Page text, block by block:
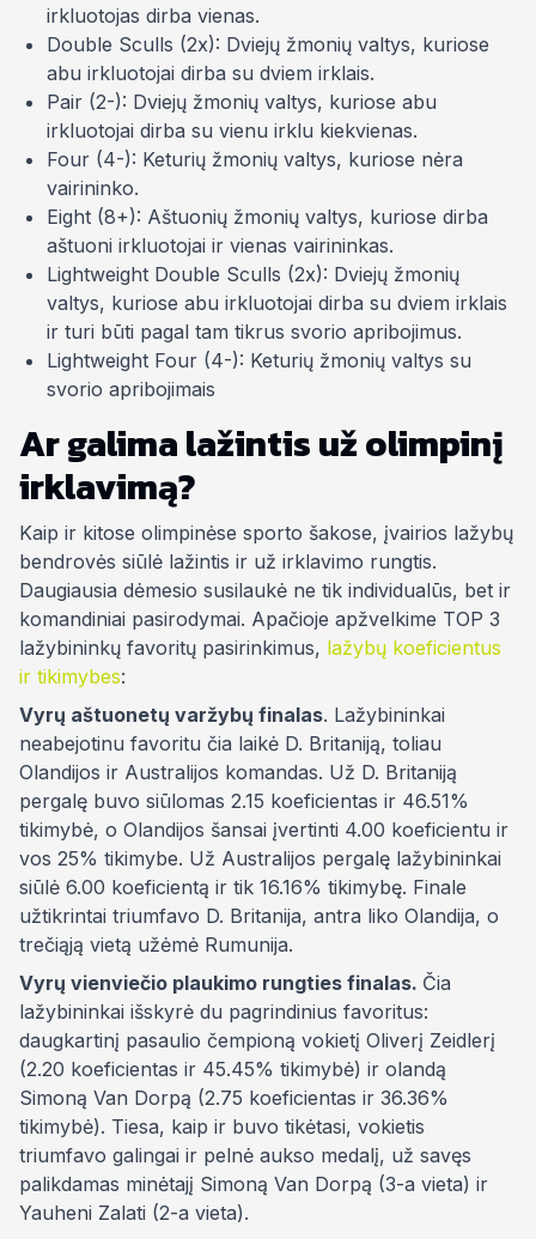
irkluotojas dirba vienas.
Double Sculls (2x): Dviejų žmonių valtys, kuriose
abu irkluotojai dirba su dviem irklais.
Pair (2-): Dviejų žmonių valtys, kuriose abu
irkluotojai dirba su vienu irklu kiekvienas.
Four (4-): Keturių žmonių valtys, kuriose nėra
vairininko.
Eight (8+): Aštuonių žmonių valtys, kuriose dirba
aštuoni irkluotojai ir vienas vairininkas.
Lightweight Double Sculls (2x): Dviejų žmonių
valtys, kuriose abu irkluotojai dirba su dviem irklais
ir turi būti pagal tam tikrus svorio apribojimus.
Lightweight Four (4-): Keturių žmonių valtys su
svorio apribojimais
Ar galima lažintis už olimpinį
irklavimą?
Kaip ir kitose olimpinėse sporto šakose, įvairios lažybų
bendrovės siūlė lažintis ir už irklavimo rungtis.
Daugiausia dėmesio susilaukė ne tik individualūs, bet ir
komandiniai pasirodymai. Apačioje apžvelkime TOP 3
lažybininkų favoritų pasirinkimus, lažybų koeficientus
ir tikimybes:
Vyrų aštuonetų varžybų finalas. Lažybininkai
neabejotinu favoritu čia laikė D. Britaniją, toliau
Olandijos ir Australijos komandas. Už D. Britaniją
pergalę buvo siūlomas 2.15 koeficientas ir 46.51%
tikimybė, o Olandijos šansai įvertinti 4.00 koeficientu ir
vos 25% tikimybe. Už Australijos pergalę lažybininkai
siūlė 6.00 koeficientą ir tik 16.16% tikimybę. Finale
užtikrintai triumfavo D. Britanija, antra liko Olandija, o
trečiąją vietą užėmė Rumunija.
Vyrų vienviečio plaukimo rungties finalas. Čia
lažybininkai išskyrė du pagrindinius favoritus:
daugkartinį pasaulio čempioną vokietį Oliverį Zeidlerį
(2.20 koeficientas ir 45.45% tikimybė) ir olandą
Simoną Van Dorpą (2.75 koeficientas ir 36.36%
tikimybė). Tiesa, kaip ir buvo tikėtasi, vokietis
triumfavo galingai ir pelnė aukso medalį, už savęs
palikdamas minėtajį Simoną Van Dorpą (3-a vieta) ir
Yauheni Zalati (2-a vieta).